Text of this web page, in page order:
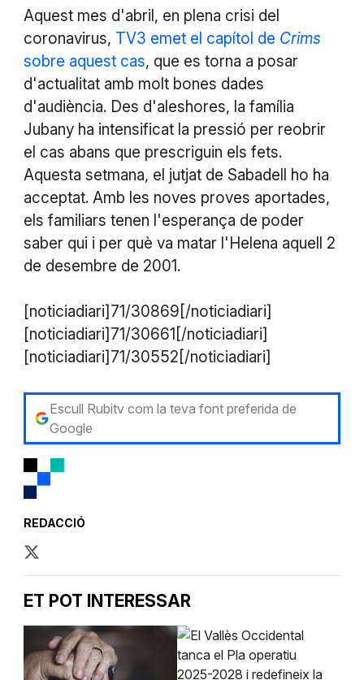
Aquest mes d'abril, en plena crisi del
coronavirus, TV3 emet el capítol de Crims
sobre aquest cas, que es torna a posar
d'actualitat amb molt bones dades
d'audiència. Des d'aleshores, la família
Jubany ha intensificat la pressió per reobrir
el cas abans que prescriguin els fets.
Aquesta setmana, el jutjat de Sabadell ho ha
acceptat. Amb les noves proves aportades,
els familiars tenen l'esperança de poder
saber qui i per què va matar l'Helena aquell 2
de desembre de 2001.
[noticiadiari]71/30869[/noticiadiari]
[noticiadiari]71/30661[/noticiadiari]
[noticiadiari]71/30552[/noticiadiari]
Escull Rubitv com la teva font preferida de
Google
REDACCIÓ
ET POT INTERESSAR